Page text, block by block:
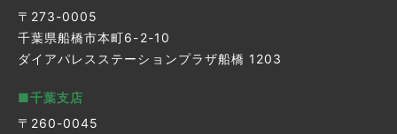
〒273-0005
千葉県船橋市本町6-2-10
ダイアパレスステーションプラザ船橋 1203
■千葉支店
〒260-0045